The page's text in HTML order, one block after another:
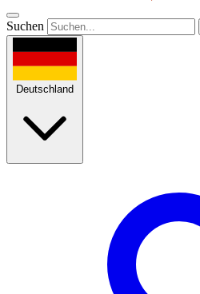
Suchen
Deutschland